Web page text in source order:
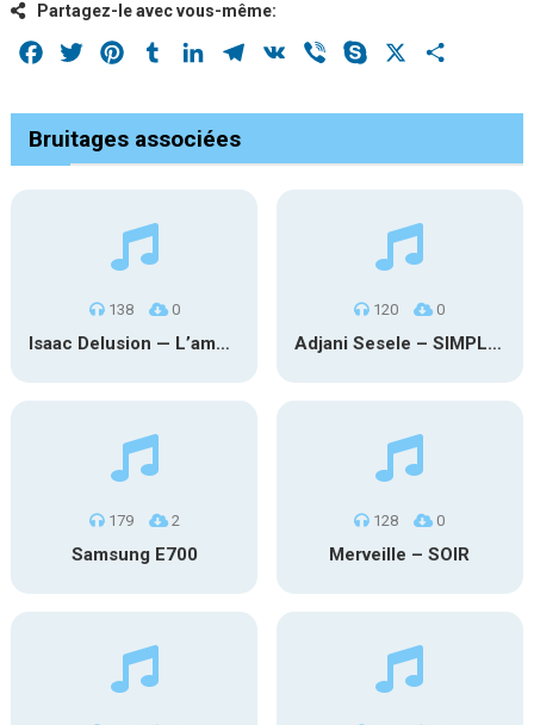
Partagez-le avec vous-même:
Facebook
Twitter PinterestTumblrLinkedInTelegram
VK Viber Skype
Bruitages associées
138 0
Isaac Delusion — L’amour illogique
120 0
Adjani Sesele – SIMPLE REGARD
179 2
Samsung E700
128 0
Merveille – SOIR